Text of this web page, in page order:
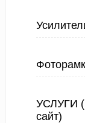
УСЛУГИ
сайт)